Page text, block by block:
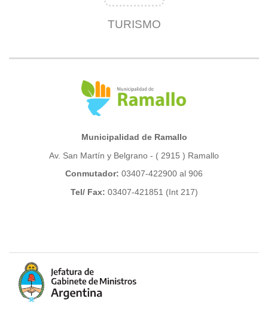
TURISMO
Municipalidad de Ramallo
Av. San Martín y Belgrano - ( 2915 ) Ramallo
Conmutador: 03407-422900 al 906
Tel/ Fax: 03407-421851 (Int 217)